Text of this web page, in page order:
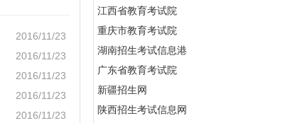
2016/11/23
2016/11/23
2016/11/23
2016/11/23
2016/11/23
江西省教育考试院
重庆市教育考试院
湖南招生考试信息港
广东省教育考试院
新疆招生网
陕西招生考试信息网